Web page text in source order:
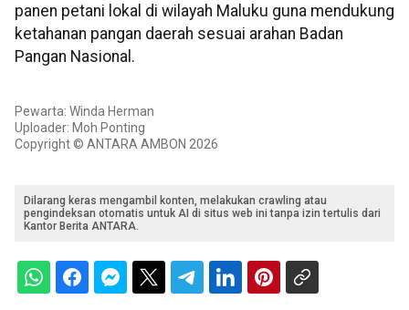
panen petani lokal di wilayah Maluku guna mendukung
ketahanan pangan daerah sesuai arahan Badan
Pangan Nasional.
Pewarta: Winda Herman
Uploader: Moh Ponting
Copyright © ANTARA AMBON 2026
Dilarang keras mengambil konten, melakukan crawling atau
pengindeksan otomatis untuk AI di situs web ini tanpa izin tertulis dari
Kantor Berita ANTARA.